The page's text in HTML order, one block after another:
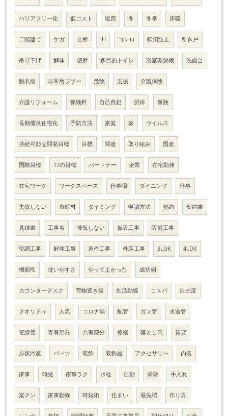
バリアフリー化 低コスト 暖房 冬 冬季 床暖
二階建て ケガ 台所 IH コンロ 転倒防止 引き戸
吊り下げ 解体 便所 多目的トイレ 浴室乾燥機 洗面台
脱衣場 非常用ブザー 危険 支援 介護保険
介護リフォーム 保険料 自己負担 所得 保険
長期優良住宅化 予防方法 家庭 家 ウイルス
持続可能な開発目標 目標 関連 取り組み 国連
国際目標 17の目標 パートナー 企業 在宅勤務
在宅ワーク ワークスペース 仕事場 ダイニング 仕事
失敗しない 市町村 タイミング 申請方法 契約 契約書
見積書 工事名 後悔しない 仮設工事 設備工事
空調工事 解体工事 造作工事 外装工事 3LDK 4LDK
機能性 使いやすさ やってよかった 成功例
カウンターデスク 荷物置き場 生活動線 コスパ 自由度
クオリティ 人気 コロナ渦 配管 ガス管 水道管
電線管 専有部分 共有部分 修繕 落とし穴 賃貸
原状回復 パーツ 装飾 装飾品 アクセサリー 内装
家事 時短 家事ラク 水栓 自動 掃除 手入れ
楽チン 家事動線 時短術 住まい 最先端 作り方